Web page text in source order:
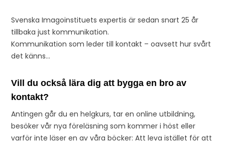
Svenska Imagoinstituets expertis är sedan snart 25 år
tillbaka just kommunikation.
Kommunikation som leder till kontakt – oavsett hur svårt
det känns…
Vill du också lära dig att bygga en bro av
kontakt?
Antingen går du en helgkurs, tar en online utbildning,
besöker vår nya föreläsning som kommer i höst eller
varför inte läser en av våra böcker: Att leva istället för att